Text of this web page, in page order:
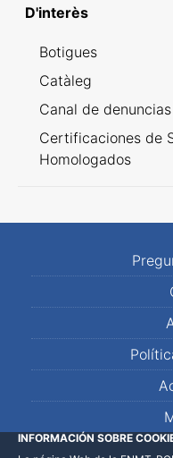
D'interès
Botigues
Catàleg
Canal de denuncias
Certificaciones de
Homologados
INFORMACIÓN SOBRE